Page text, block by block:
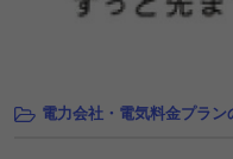
電力会社・電気料金プラン